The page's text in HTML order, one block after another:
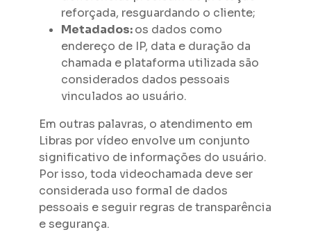
reforçada, resguardando o cliente;
Metadados:os dados como
endereço de IP, data e duração da
chamada e plataforma utilizada são
considerados dados pessoais
vinculados ao usuário.
Em outras palavras, o atendimento em
Libras por vídeo envolve um conjunto
significativo de informações do usuário.
Por isso, toda videochamada deve ser
considerada uso formal de dados
pessoais e seguir regras de transparência
e segurança.